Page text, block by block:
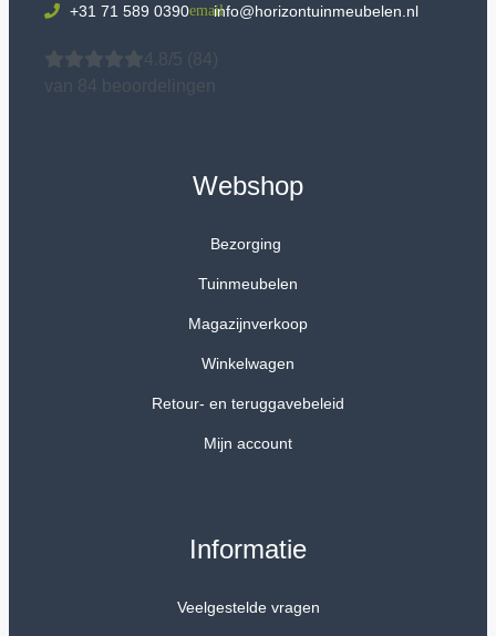
+31 71 589 0390
info@horizontuinmeubelen.nl
4.8/5
(84)
van 84 beoordelingen
Webshop
Bezorging
Tuinmeubelen
Magazijnverkoop
Winkelwagen
Retour- en teruggavebeleid
Mijn account
Informatie
Veelgestelde vragen